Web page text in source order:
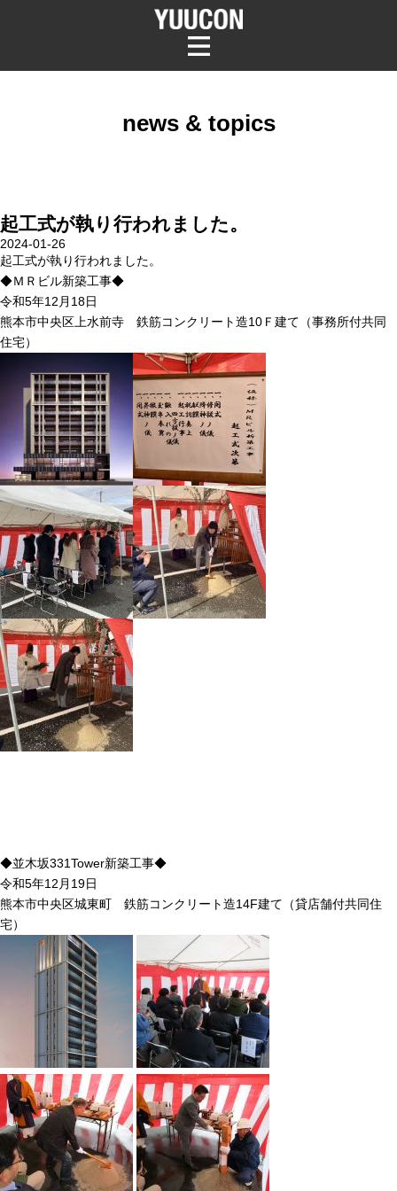
news & topics
起工式が執り行われました。
2024-01-26
起工式が執り行われました。
◆ＭＲビル新築工事◆
令和5年12月18日
熊本市中央区上水前寺 鉄筋コンクリート造10Ｆ建て（事務所付共同
住宅）
◆並木坂331Tower新築工事◆
令和5年12月19日
熊本市中央区城東町 鉄筋コンクリート造14F建て（貸店舗付共同住
宅）